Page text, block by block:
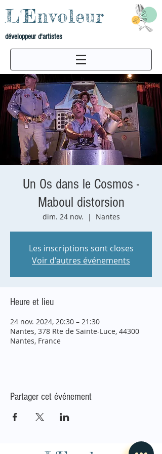
L'Envoleur
développeur d'artistes
Un Os dans le Cosmos -
Maboul distorsion
dim. 24 nov.
  |
Nantes
Les inscriptions sont closes
Voir d'autres événements
Heure et lieu
24 nov. 2024, 20:30 – 21:30
Nantes, 378 Rte de Sainte-Luce, 44300
Nantes, France
Partager cet événement